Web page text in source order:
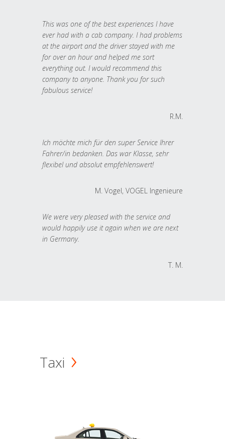
This was one of the best experiences I have
ever had with a cab company. I had problems
at the airport and the driver stayed with me
for over an hour and helped me sort
everything out. I would recommend this
company to anyone. Thank you for such
fabulous service!
R.M.
Ich möchte mich für den super Service Ihrer
Fahrer/in bedanken. Das war Klasse, sehr
flexibel und absolut empfehlenswert!
M. Vogel, VOGEL Ingenieure
We were very pleased with the service and
would happily use it again when we are next
in Germany.
T. M.
Taxi